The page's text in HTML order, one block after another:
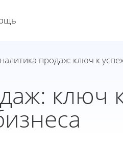
продаж: ключ к
ключ